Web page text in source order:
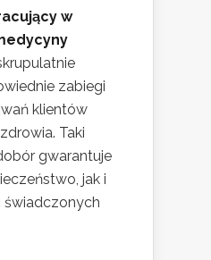
w
zabiegi
klientów
Taki
gwarantuje
jak i
świadczonych